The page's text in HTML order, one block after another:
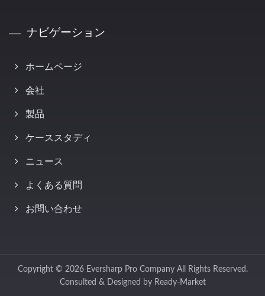
ナビゲーション
ホームページ
会社
製品
ケーススタディ
ニュース
よくある質問
お問い合わせ
Copyright © 2026 Eversharp Pro CompanyAll Rights Reserved.
Consulted & Designed by Ready-Market